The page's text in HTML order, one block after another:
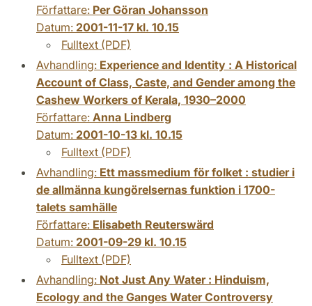
Författare: Per Göran Johansson
Datum: 2001-11-17 kl. 10.15
Fulltext (PDF)
Avhandling: Experience and Identity : A Historical
Account of Class, Caste, and Gender among the
Cashew Workers of Kerala, 1930–2000
Författare: Anna Lindberg
Datum: 2001-10-13 kl. 10.15
Fulltext (PDF)
Avhandling: Ett massmedium för folket : studier i
de allmänna kungörelsernas funktion i 1700-
talets samhälle
Författare: Elisabeth Reuterswärd
Datum: 2001-09-29 kl. 10.15
Fulltext (PDF)
Avhandling: Not Just Any Water : Hinduism,
Ecology and the Ganges Water Controversy